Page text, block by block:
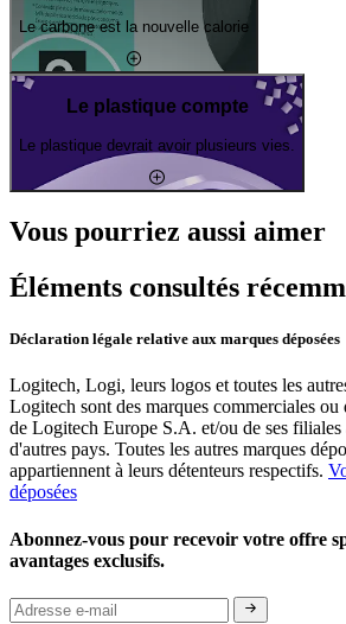
Le carbone est la nouvelle calorie
Le plastique compte
Le plastique devrait avoir plusieurs vies.
Vous pourriez aussi aimer
Éléments consultés
Déclaration légale relative aux marques déposées
Logitech, Logi, leurs logos et toutes les
Logitech sont des marques commerciales ou
de Logitech Europe S.A. et/ou de ses
d'autres pays. Toutes les autres marques
appartiennent à leurs détenteurs respectifs.
déposées
Abonnez-vous pour recevoir votre offre
avantages exclusifs.